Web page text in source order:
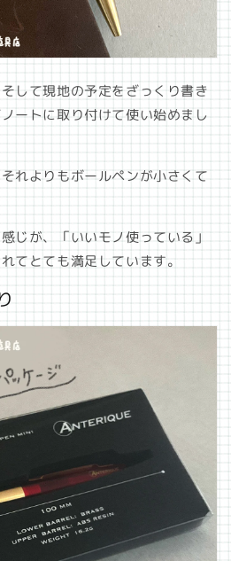
して現地の予定をざっくり書き
ートに取り付けて使い始めまし
れよりもボールペンが小さくて
じが、「いいモノ使っている」
てとても満足しています。